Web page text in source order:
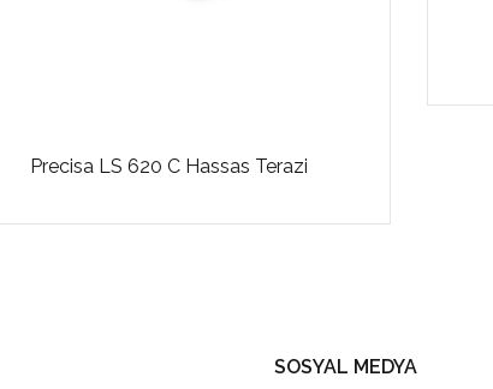
Precisa LS 620 C Hassas Terazi
SOSYAL MEDYA